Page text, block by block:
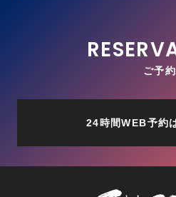
ご予約
24時間WEB予約